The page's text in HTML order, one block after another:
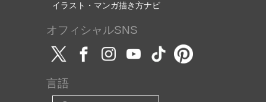
イラスト・マンガ描き方ナビ
オフィシャルSNS
言語